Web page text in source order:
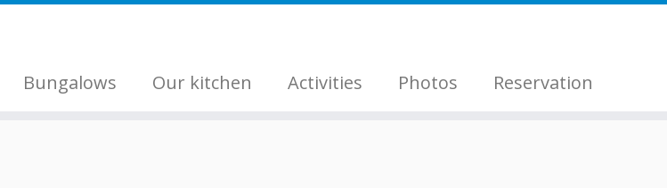
Bungalows Our kitchen Activities Photos Reservation